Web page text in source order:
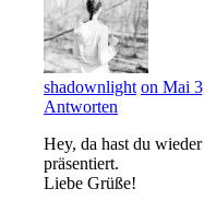
shadownlight on Mai
Antworten
Hey, da hast du
präsentiert.
Liebe Grüße!